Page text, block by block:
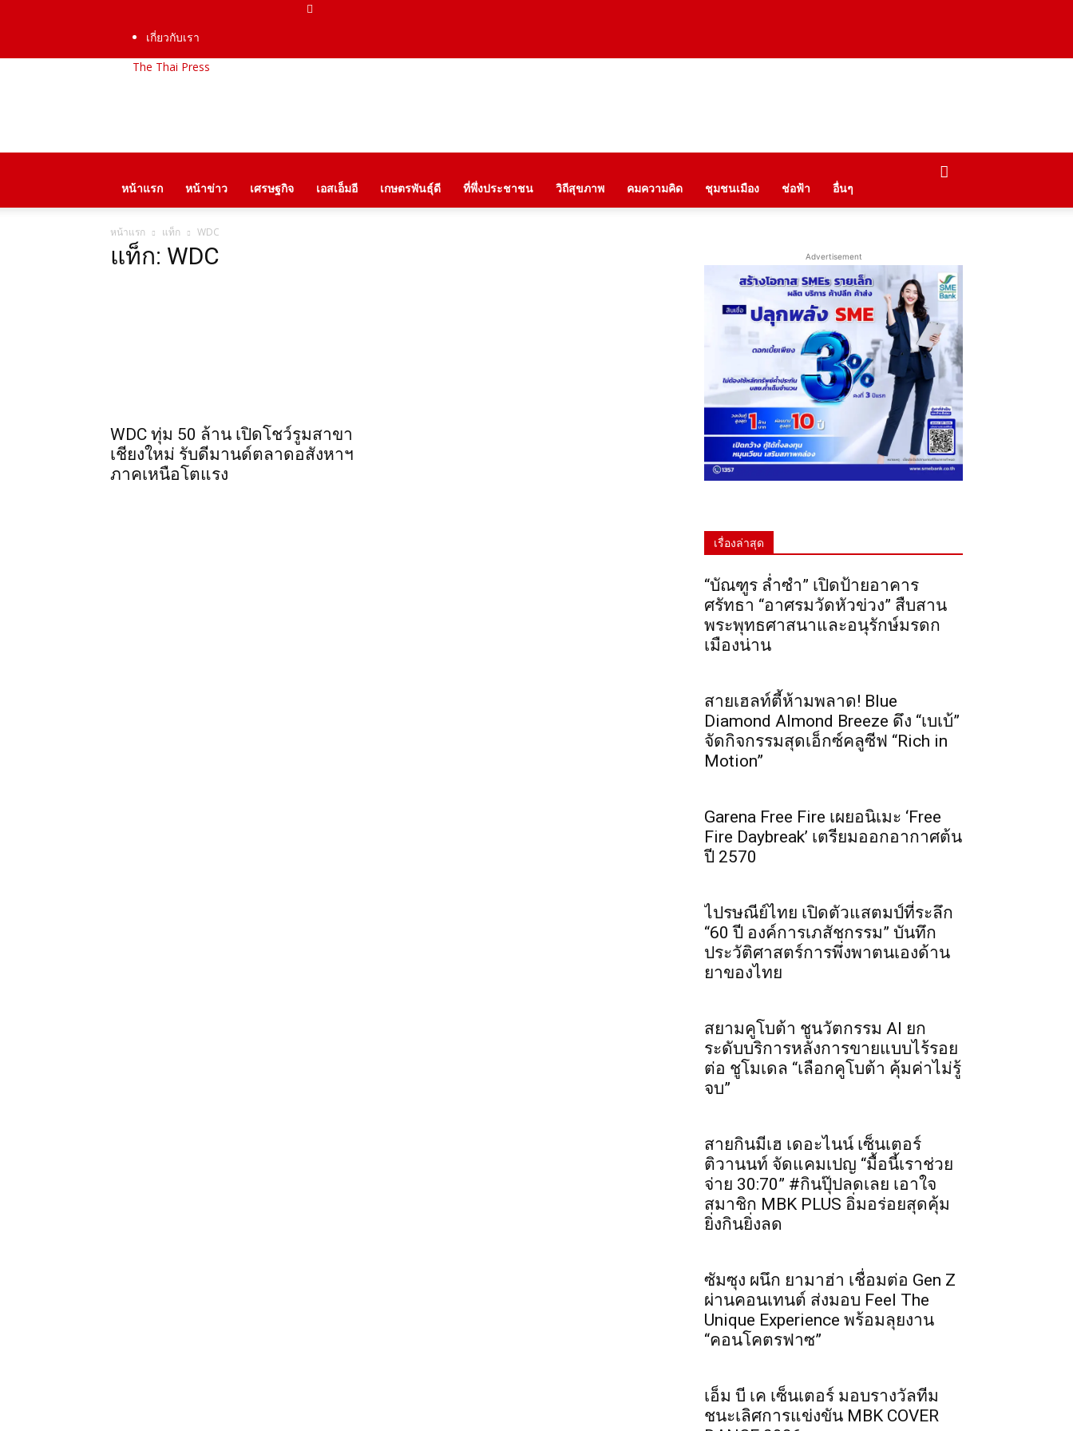
เกี่ยวกับเรา
The Thai Press
หน้าแรก หน้าข่าว เศรษฐกิจ เอสเอ็มอี เกษตรพันธุ์ดี ที่พึ่งประชาชน วิถีสุขภาพ คมความคิด ชุมชนเมือง ช่อฟ้า อื่นๆ
หน้าแรก แท็ก WDC
แท็ก: WDC
WDC ทุ่ม 50 ล้าน เปิดโชว์รูมสาขา
เชียงใหม่ รับดีมานด์ตลาดอสังหาฯ
ภาคเหนือโตแรง
Advertisement
เรื่องล่าสุด
“บัณฑูร ล่ำซำ” เปิดป้ายอาคาร
ศรัทธา “อาศรมวัดหัวข่วง” สืบสาน
พระพุทธศาสนาและอนุรักษ์มรดก
เมืองน่าน
สายเฮลท์ตี้ห้ามพลาด! Blue
Diamond Almond Breeze ดึง “เบเบ้”
จัดกิจกรรมสุดเอ็กซ์คลูซีฟ “Rich in
Motion”
Garena Free Fire เผยอนิเมะ ‘Free
Fire Daybreak’ เตรียมออกอากาศต้น
ปี 2570
ไปรษณีย์ไทย เปิดตัวแสตมป์ที่ระลึก
“60 ปี องค์การเภสัชกรรม” บันทึก
ประวัติศาสตร์การพึ่งพาตนเองด้าน
ยาของไทย
สยามคูโบต้า ชูนวัตกรรม AI ยก
ระดับบริการหลังการขายแบบไร้รอย
ต่อ ชูโมเดล “เลือกคูโบต้า คุ้มค่าไม่รู้
จบ”
สายกินมีเฮ เดอะไนน์ เซ็นเตอร์
ติวานนท์ จัดแคมเปญ “มื้อนี้เราช่วย
จ่าย 30:70” #กินปุ๊ปลดเลย เอาใจ
สมาชิก MBK PLUS อิ่มอร่อยสุดคุ้ม
ยิ่งกินยิ่งลด
ซัมซุง ผนึก ยามาฮ่า เชื่อมต่อ Gen Z
ผ่านคอนเทนต์ ส่งมอบ Feel The
Unique Experience พร้อมลุยงาน
“คอนโคตรฟาซ”
เอ็ม บี เค เซ็นเตอร์ มอบรางวัลทีม
ชนะเลิศการแข่งขัน MBK COVER